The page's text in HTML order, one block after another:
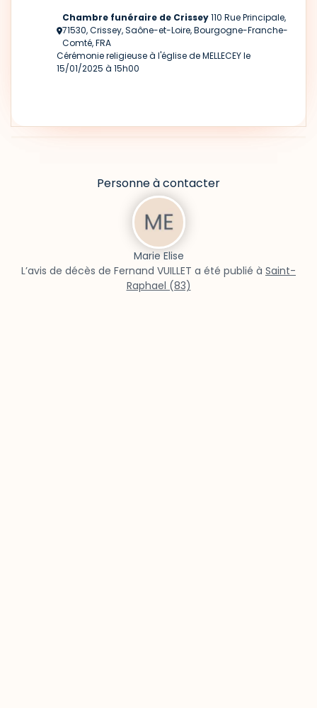
Chambre funéraire de Crissey110 Rue Principale,
71530, Crissey, Saône-et-Loire, Bourgogne-Franche-
Comté, FRA
Cérémonie religieuse à l'église de MELLECEY le
15/01/2025 à 15h00
Personne à contacter
Marie Elise
L’avis de décès de Fernand VUILLET a été publié à Saint-
Raphael (83)